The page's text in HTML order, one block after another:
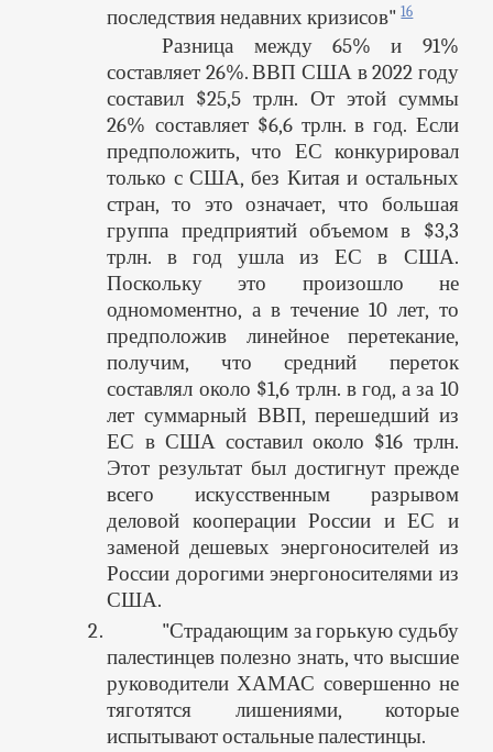
последствия недавних кризисов"16
Разница между 65% и 91%
составляет 26%. ВВП США в 2022 году
составил $25,5 трлн. От этой суммы
26% составляет $6,6 трлн. в год. Если
предположить, что ЕС конкурировал
только с США, без Китая и остальных
стран, то это означает, что большая
группа предприятий объемом в $3,3
трлн. в год ушла из ЕС в США.
Поскольку это произошло не
одномоментно, а в течение 10 лет, то
предположив линейное перетекание,
получим, что средний переток
составлял около $1,6 трлн. в год, а за 10
лет суммарный ВВП, перешедший из
ЕС в США составил около $16 трлн.
Этот результат был достигнут прежде
всего искусственным разрывом
деловой кооперации России и ЕС и
заменой дешевых энергоносителей из
России дорогими энергоносителями из
США.
"Страдающим за горькую судьбу
палестинцев полезно знать, что высшие
руководители ХАМАС совершенно не
тяготятся лишениями, которые
испытывают остальные палестинцы.